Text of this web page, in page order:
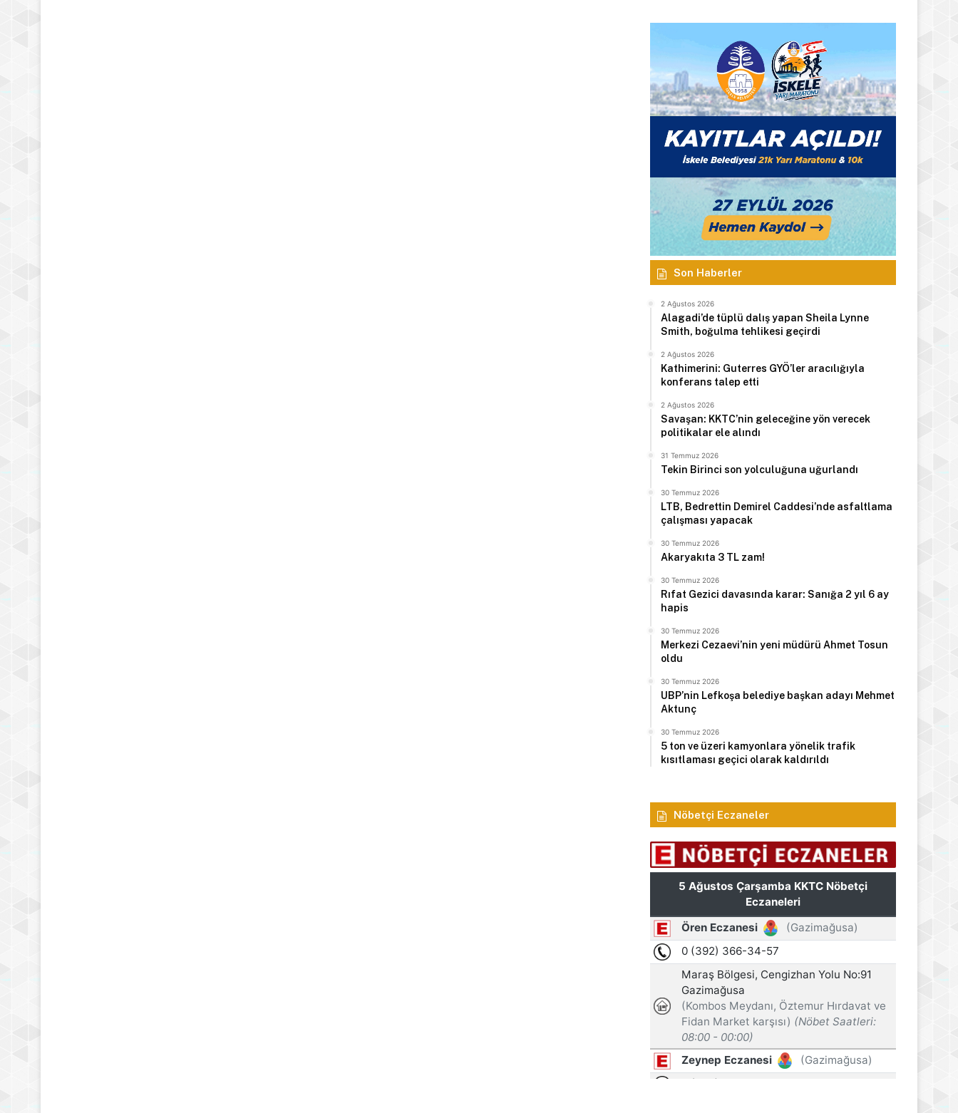
Son Haberler
2 Ağustos 2026
Alagadi’de tüplü dalış yapan Sheila Lynne
Smith, boğulma tehlikesi geçirdi
2 Ağustos 2026
Kathimerini: Guterres GYÖ’ler aracılığıyla
konferans talep etti
2 Ağustos 2026
Savaşan: KKTC’nin geleceğine yön verecek
politikalar ele alındı
31 Temmuz 2026
Tekin Birinci son yolculuğuna uğurlandı
30 Temmuz 2026
LTB, Bedrettin Demirel Caddesi’nde asfaltlama
çalışması yapacak
30 Temmuz 2026
Akaryakıta 3 TL zam!
30 Temmuz 2026
Rıfat Gezici davasında karar: Sanığa 2 yıl 6 ay
hapis
30 Temmuz 2026
Merkezi Cezaevi’nin yeni müdürü Ahmet Tosun
oldu
30 Temmuz 2026
UBP’nin Lefkoşa belediye başkan adayı Mehmet
Aktunç
30 Temmuz 2026
5 ton ve üzeri kamyonlara yönelik trafik
kısıtlaması geçici olarak kaldırıldı
Nöbetçi Eczaneler